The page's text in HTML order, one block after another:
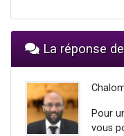
La réponse
Pour
vous